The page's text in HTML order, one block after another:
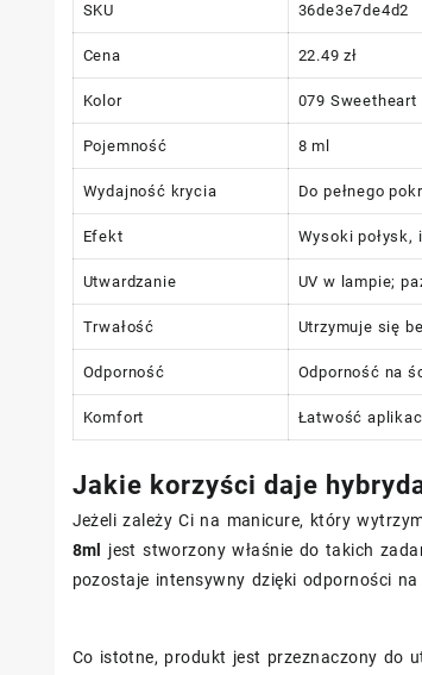
SKU 36de3e7de4d2
Cena 22.49 zł
Kolor 079 Sweetheart
Pojemność 8 ml
Wydajność krycia Do pełnego
Efekt Wysoki połysk,
Utwardzanie UV w lampie;
Trwałość Utrzymuje się
Odporność Odporność na
Komfort Łatwość
Jakie korzyści daje
Jeżeli zależy Ci na manicure, który
8ml jest stworzony właśnie do takich
pozostaje intensywny dzięki odporności
Co istotne, produkt jest przeznaczony do